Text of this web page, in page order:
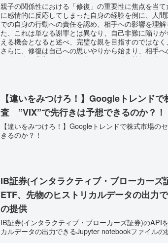
親子の関係性における「修復」の重要性に焦点を当
に感情的に反応してしまった自身の経験を例に、人
での自身の行動への責任を認め、相手への影響を理
た、これは単なる謝罪とは異なり、自己非難に陥り
える機会となると述べ、完璧な親を目指すのではな
さらに、修復は自己への思いやりから始まり、相手
子供の自己非難を防ぎ、健全な人間関係の基盤を築
【違いをみつけろ！】Googleトレンド
査 ”VIX”で先行きは予想できるのか？！
【違いをみつけろ！】Googleトレンドで株式市場
きるのか？！
IB証券(インタラクティブ・ブローカーズ
ETF、先物のヒストリカルデータの出
の提供
IB証券(インタラクティブ・ブローカーズ証券)のAPI
カルデータの出力できるJupyter notebookファイルの